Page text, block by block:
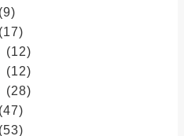
(9)
(17)
(12)
(12)
(28)
(47)
(53)